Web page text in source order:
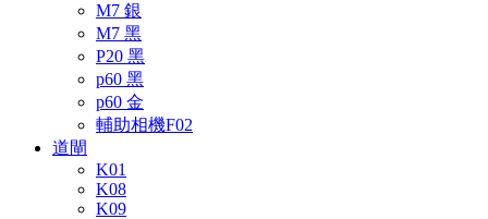
M7 銀
M7 黑
P20 黑
p60 黑
p60 金
輔助相機F02
道閘
K01
K08
K09